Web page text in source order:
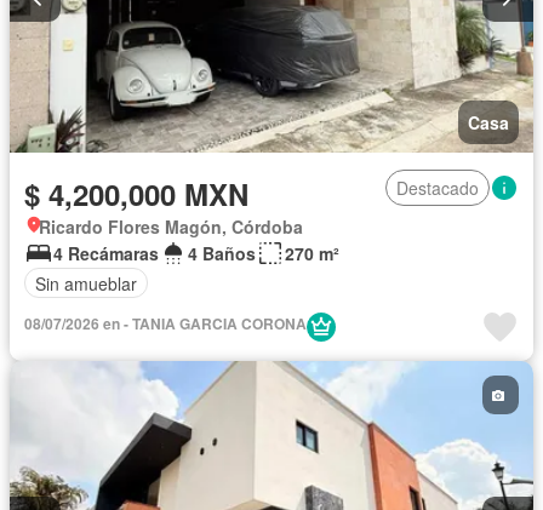
Casa
$ 4,200,000 MXN
Destacado
Ricardo Flores Magón, Córdoba
4 Recámaras
4 Baños
270 m²
Sin amueblar
08/07/2026 en - TANIA GARCIA CORONA